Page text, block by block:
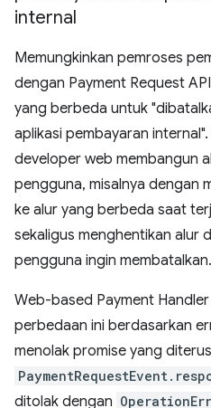
internal
Memungkinkan pemroses
dengan Payment Request
yang berbeda untuk
aplikasi pembayaran
developer web membangun
pengguna, misalnya dengan
ke alur yang berbeda saat
sekaligus menghentikan alur
pengguna ingin membatalkan.
Web-based Payment
perbedaan ini berdasarkan
menolak promise yang
ditolak dengan